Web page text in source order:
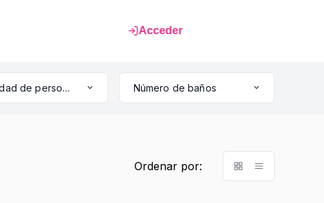
Acceder
Capacidad de personas Número de baños
Ordenar por: